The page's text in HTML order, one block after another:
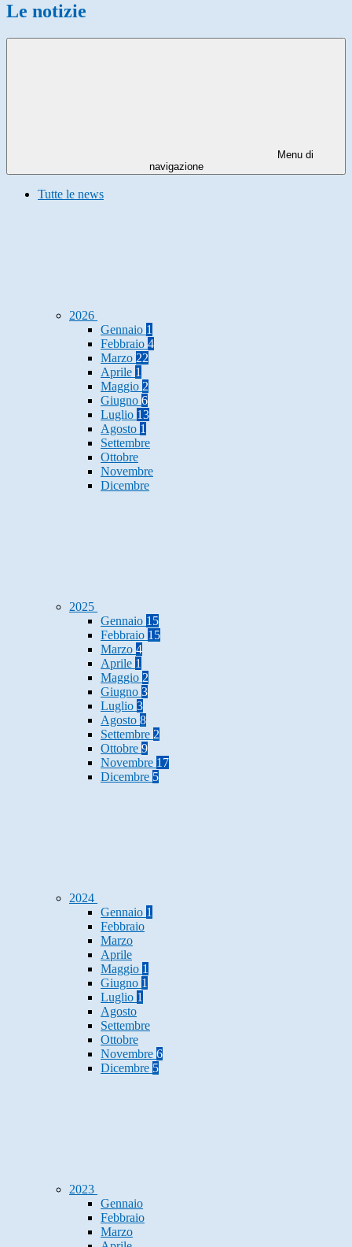
Le notizie
Menu di
navigazione
Tutte le news
2026
Gennaio 1
Febbraio 4
Marzo 22
Aprile 1
Maggio 2
Giugno 6
Luglio 13
Agosto 1
Settembre
Ottobre
Novembre
Dicembre
2025
Gennaio 15
Febbraio 15
Marzo 4
Aprile 1
Maggio 2
Giugno 3
Luglio 3
Agosto 8
Settembre 2
Ottobre 9
Novembre 17
Dicembre 5
2024
Gennaio 1
Febbraio
Marzo
Aprile
Maggio 1
Giugno 1
Luglio 1
Agosto
Settembre
Ottobre
Novembre 6
Dicembre 5
2023
Gennaio
Febbraio
Marzo